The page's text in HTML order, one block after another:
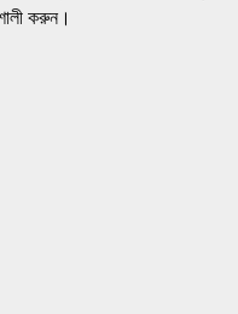
করুন।